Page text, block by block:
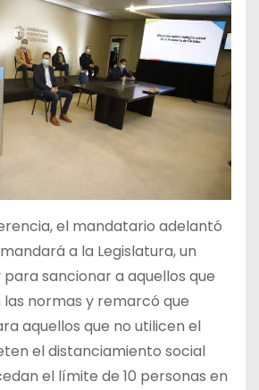
el mandatario adelantó
a la Legislatura, un
sancionar a aquellos que
normas y remarcó que
aquellos que no utilicen el
el distanciamiento social
el límite de 10 personas en